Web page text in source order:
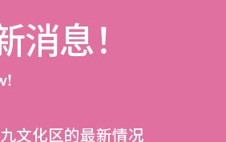
消息！
文化区的最新情况